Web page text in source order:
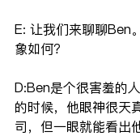
E: 让我们来聊聊Ben
象如何？
D:Ben是个很害羞的
的时候，他眼神很天
司，但一眼就能看出